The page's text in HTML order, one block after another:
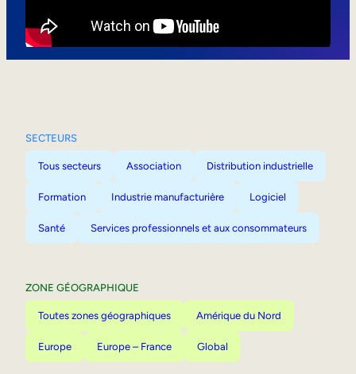
SECTEURS
Tous secteurs Association Distribution industrielle
Formation Industrie manufacturière Logiciel
Santé Services professionnels et aux consommateurs
ZONE GÉOGRAPHIQUE
Toutes zones géographiques Amérique du Nord
Europe Europe – France Global